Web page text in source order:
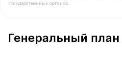
государственных органов.
Генеральный план